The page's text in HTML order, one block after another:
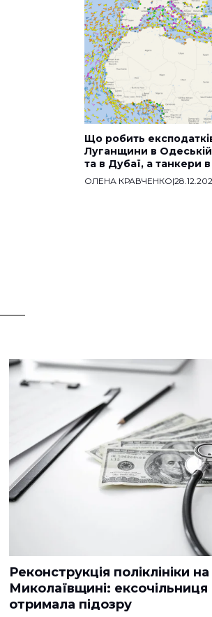
Що робить
Луганщини в Одеській
та в Дубаї, а танкери
ОЛЕНА КРАВЧЕНКО|
Реконструкція поліклініки на
Миколаївщині: ексочільниця
отримала підозру